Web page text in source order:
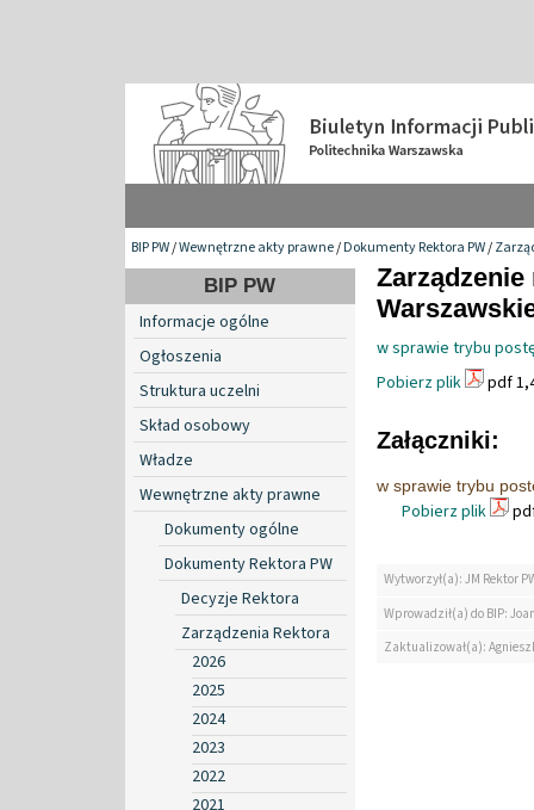
BIP PW/Wewnętrzne akty prawne/Dokumenty Rektora PW/
BIP PW
Informacje ogólne
Ogłoszenia
Struktura uczelni
Skład osobowy
Władze
Wewnętrzne akty prawne
Dokumenty ogólne
Dokumenty Rektora PW
Decyzje Rektora
Zarządzenia Rektora
2026
2025
2024
2023
2022
2021
w sprawie trybu
Pobierz plik
pdf
Załączniki:
w sprawie trybu
Pobierz plik
Wytworzył(a): JM Rektor
Wprowadził(a) do BIP:
Zaktualizował(a):